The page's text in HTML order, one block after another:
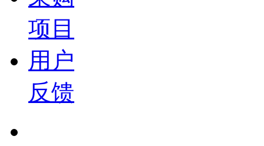
项目
用户
反馈